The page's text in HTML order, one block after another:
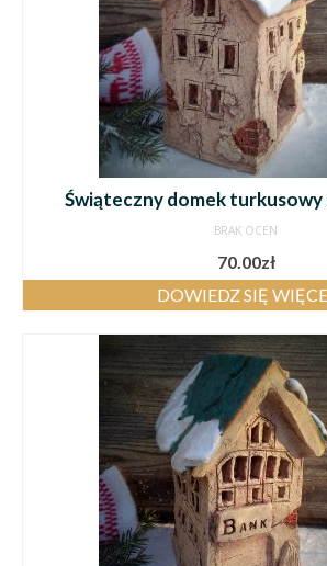
Świąteczny domek turkusowy
BRAK OCEN
70.00zł
DOWIEDZ SIĘ